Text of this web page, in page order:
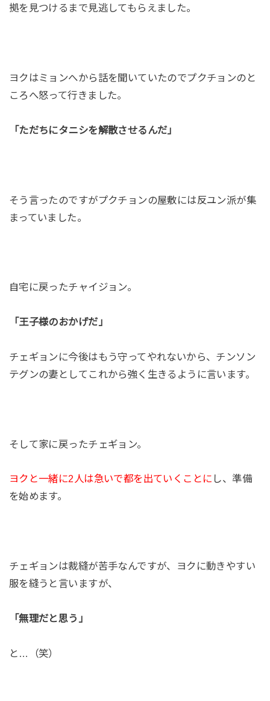
拠を見つけるまで見逃してもらえました。
ヨクはミョンへから話を聞いていたのでプクチョンのと
ころへ怒って行きました。
「ただちにタニシを解散させるんだ」
そう言ったのですがプクチョンの屋敷には反ユン派が集
まっていました。
自宅に戻ったチャイジョン。
「王子様のおかげだ」
チェギョンに今後はもう守ってやれないから、チンソン
テグンの妻としてこれから強く生きるように言います。
そして家に戻ったチェギョン。
ヨクと一緒に2人は急いで都を出ていくことに し、準備
を始めます。
チェギョンは裁縫が苦手なんですが、ヨクに動きやすい
服を縫うと言いますが、
「無理だと思う」
と…（笑）